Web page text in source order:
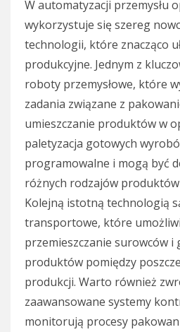
W automatyzacji przemysłu
wykorzystuje się szereg
technologii, które znacząco
produkcyjne. Jednym z
roboty przemysłowe, które
zadania związane z
umieszczanie produktów w
paletyzacja gotowych
programowalne i mogą być
różnych rodzajów
Kolejną istotną technologią
transportowe, które
przemieszczanie surowców i
produktów pomiędzy
produkcji. Warto również
zaawansowane systemy
monitorują procesy